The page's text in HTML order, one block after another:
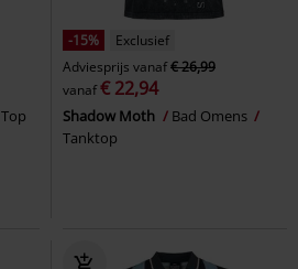
Top
-15%
Exclusief
Adviesprijs vanaf€ 26,99
vanaf€ 22,94
Shadow Moth
Bad Omens
Tanktop